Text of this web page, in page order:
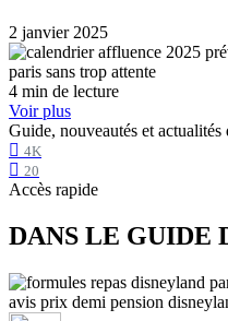
2 janvier 2025
4 min de lecture
Voir plus
Guide, nouveautés et
4K
20
Accès rapide
DANS LE GUIDE